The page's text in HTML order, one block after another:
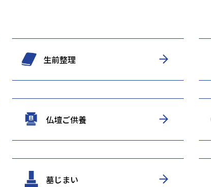
生前整理
仏壇ご供養
墓じまい